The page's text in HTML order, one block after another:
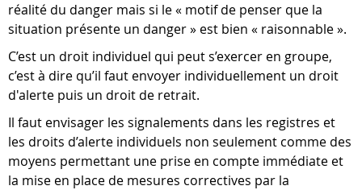
réalité du danger mais si le « motif de penser que la
situation présente un danger » est bien « raisonnable ».
C’est un droit individuel qui peut s’exercer en groupe,
c’est à dire qu’il faut envoyer individuellement un droit
d'alerte puis un droit de retrait.
Il faut envisager les signalements dans les registres et
les droits d’alerte individuels non seulement comme des
moyens permettant une prise en compte immédiate et
la mise en place de mesures correctives par la